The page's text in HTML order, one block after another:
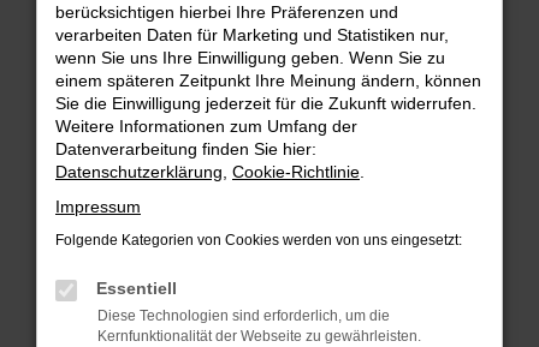
Fehler: Network Error
Beim Laden ist ein Fehler aufgetreten.
Hier sind ein paar Tipps, die dir helfen können:
Überprüfe deine Firewall und deine
Internetverbindung.
Laden andere Webseiten, zum Beispiel deine
Suchmaschine?
Prüfe deine Browsererweiterungen.
können das Laden bestimmter Seiten
verhindern. Funktioniert die Seite in einem
berücksichtigen hierbei Ihre Präferenzen und
verarbeiten Daten für Marketing und Statistiken nur,
wenn Sie uns Ihre Einwilligung geben. Wenn Sie zu
einem späteren Zeitpunkt Ihre Meinung ändern, können
Sie die Einwilligung jederzeit für die Zukunft widerrufen.
Weitere Informationen zum Umfang der
Datenverarbeitung finden Sie hier:
Datenschutzerklärung Cookie-Richtlinie
Impressum
Folgende Kategorien von Cookies werden von uns eingesetzt:
Essentiell
Diese Technologien sind erforderlich, um die
Kernfunktionalität der Webseite zu gewährleisten.